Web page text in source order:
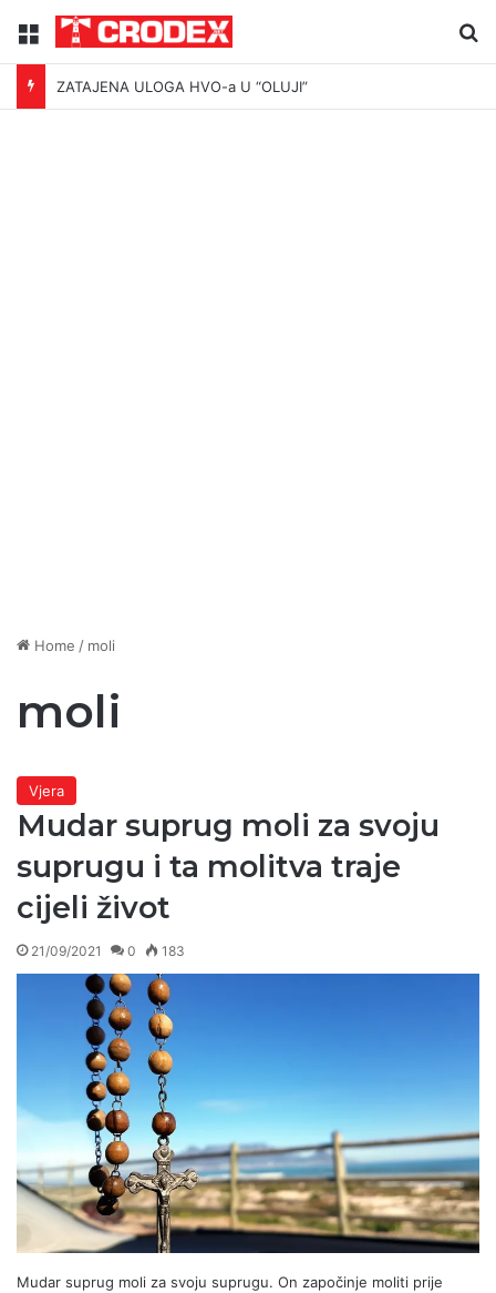
Menu
ZATAJENA ULOGA HVO-a U “OLUJI”
Home / moli
moli
Vjera
Mudar suprug moli za svoju
suprugu i ta molitva traje
cijeli život
21/09/2021 0 183
Mudar suprug moli za svoju suprugu. On započinje moliti prije